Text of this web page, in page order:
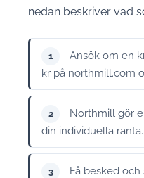
nedan beskriver vad
1
Ansök om en
kr på northmill.com
2
Northmill gör
din individuella ränta.
3
Få besked